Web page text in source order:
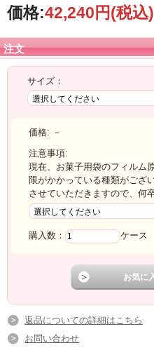
価格:42,240円(税込)
注文
サイズ：
価格: －
注意事項:
現在、お菓子用袋のフィルム
限がかかっている種類がござ
させていただきますので、何
購入数： ケース
返品についての詳細はこちら
お問い合わせ